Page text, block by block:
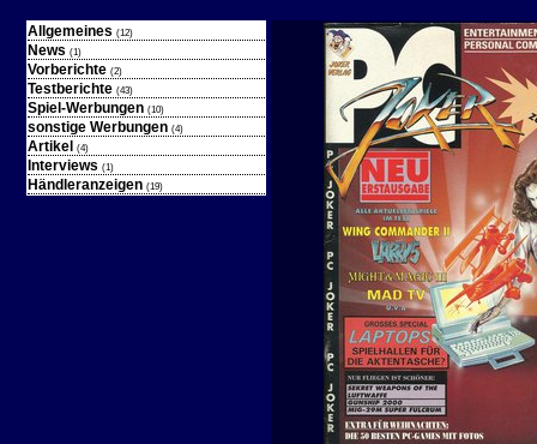
Allgemeines (12)
News (1)
Vorberichte (2)
Testberichte (43)
Spiel-Werbungen (10)
sonstige Werbungen (4)
Artikel (4)
Interviews (1)
Händleranzeigen (19)